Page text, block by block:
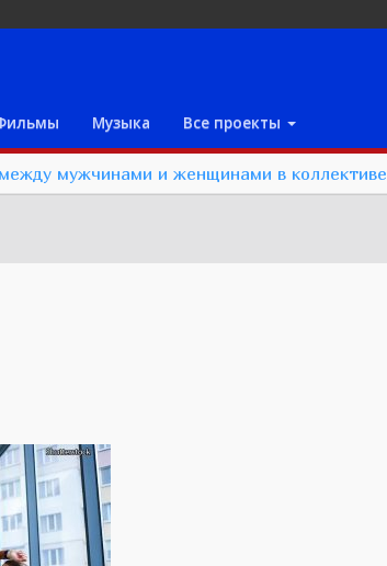
Музыка Все проекты
мужчинами и женщинами в коллективе